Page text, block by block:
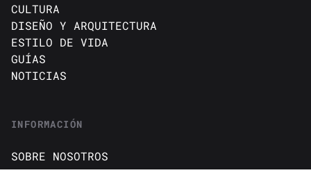
CULTURA
DISEÑO Y ARQUITECTURA
ESTILO DE VIDA
GUÍAS
NOTICIAS
INFORMACIÓN
SOBRE NOSOTROS